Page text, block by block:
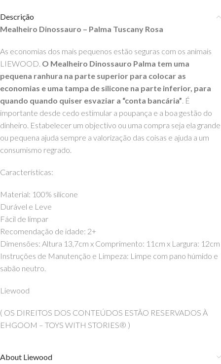
Descrição
Mealheiro Dinossauro – Palma Tuscany Rosa
As economias dos mais pequenos estão seguras com os animais
LIEWOOD. O Mealheiro Dinossauro Palma tem uma
pequena ranhura na parte superior para colocar as
economias e uma tampa de silicone na parte inferior, para
quando quando quiser esvaziar a “conta bancária”. É
importante desde cedo estimular a poupança e a boa gestão do
dinheiro. Estabelecer um objectivo ou uma compra seja ela grande
ou pequena ajuda sempre a valorização das coisas e ajuda a um
consumismo regrado.
Características:
Material: 100% silicone
Durável e Leve
Fácil de limpar
Recomendação de idade: 2+
Dimensões: Altura 13,7cm x Comprimento: 11cm x Largura: 12cm
Instruções de Manutenção e Limpeza: Limpe com pano húmido e
sabão neutro.
Liewood
( OS DIREITOS DOS CONTEÚDOS ESTÃO RESERVADOS À
EHGOOM – TOYS WITH STORIES® )
About Liewood